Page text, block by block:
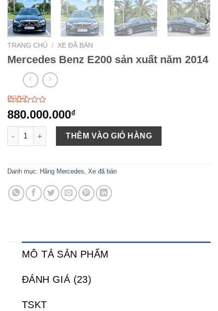
TRANG CHỦ / XE ĐÃ BÁN
Mercedes Benz E200 sản xuất năm 2014
2.35
trên
5
23
880.000.000₫
Mercedes Benz E200 sản xuất năm 2014 số lượng
THÊM VÀO GIỎ HÀNG
Danh mục: Hãng Mercedes, Xe đã bán
MÔ TẢ SẢN PHẨM
ĐÁNH GIÁ (23)
TSKT